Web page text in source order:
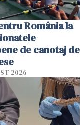
România la
de canotaj de
2026